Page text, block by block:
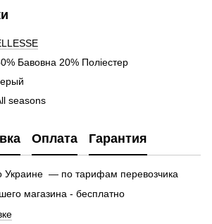
Бавовна 20% Поліестер
seasons
Оплата Гарантия
Украине — по тарифам перевозчика
магазина - бесплатно